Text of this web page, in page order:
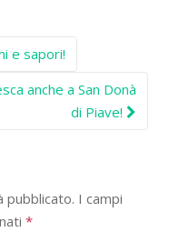
e sapori!
anche a San Donà
di Piave!
pubblicato. I campi
*